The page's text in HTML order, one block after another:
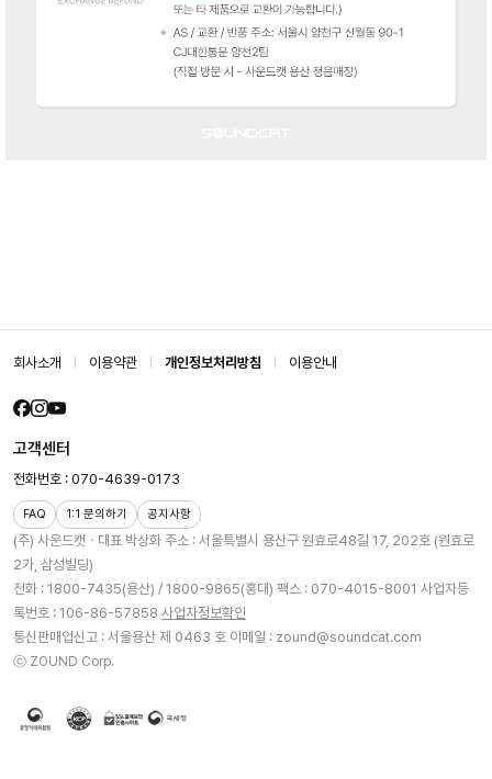
회사소개 이용약관 개인정보처리방침 이용안내
(주) 사운드캣ㆍ대표 박상화 주소 : 서울특별시 용산구 원효로48길 17, 202호 (원효로
2가, 삼성빌딩)
전화 : 1800-7435(용산) / 1800-9865(홍대) 팩스 : 070-4015-8001 사업자등
록번호 : 106-86-57858 사업자정보확인
통신판매업신고 : 서울용산 제 0463 호 이메일 : zound@soundcat.com
ⓒ ZOUND Corp.
고객센터
전화번호 : 070-4639-0173
FAQ 1:1 문의하기 공지사항